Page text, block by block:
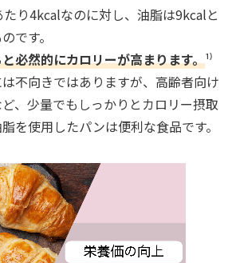
り4kcalなのに対し、油脂は9kcalと
です。
必然的にカロリーが高まります。¹⁾
不向きではありますが、高齢者向け
、少量でもしっかりとカロリー摂取
を使用したパンは便利な食品です。